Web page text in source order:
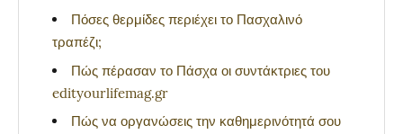
Πόσες θερμίδες περιέχει το Πασχαλινό
τραπέζι;
Πώς πέρασαν το Πάσχα οι συντάκτριες του
edityourlifemag.gr
Πώς να οργανώσεις την καθημερινότητά σου